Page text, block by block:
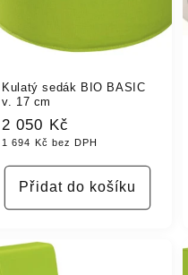
Kulatý sedák BIO BASIC
v. 17 cm
Běžná
cena
2 050 Kč
1 694 Kč bez DPH
Přidat do košíku